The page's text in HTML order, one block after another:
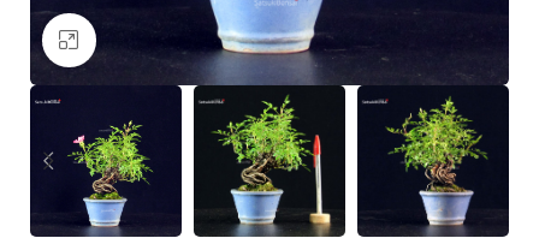
Clicca per ingrandire